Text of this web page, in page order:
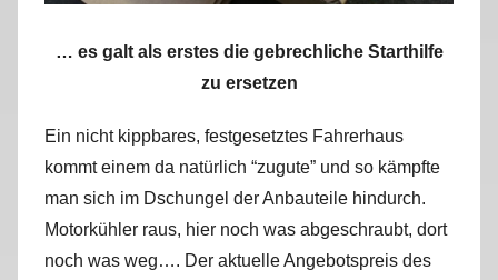
… es galt als erstes die gebrechliche Starthilfe
zu ersetzen
Ein nicht kippbares, festgesetztes Fahrerhaus
kommt einem da natürlich “zugute” und so kämpfte
man sich im Dschungel der Anbauteile hindurch.
Motorkühler raus, hier noch was abgeschraubt, dort
noch was weg…. Der aktuelle Angebotspreis des